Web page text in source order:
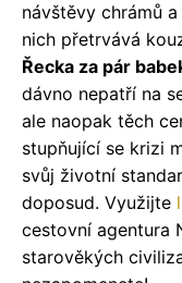
návštěvy chrámů
nich přetrvává
Řecka za pár
dávno nepatří na
ale naopak těch
stupňující se krizi
svůj životní
doposud. Využijte
cestovní agentura
starověkých